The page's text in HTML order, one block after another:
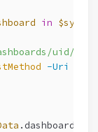
in
uid/{1}"
-Uri
.dashboard